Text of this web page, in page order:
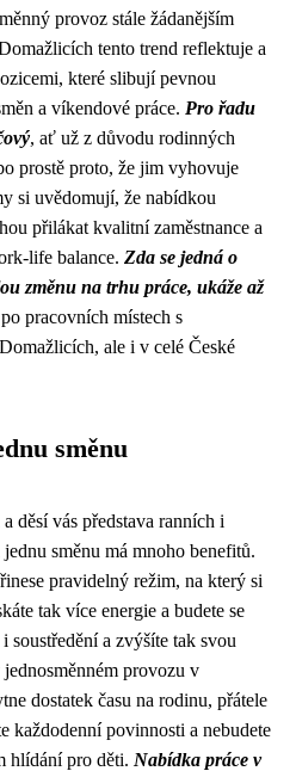
provoz stále žádanějším
tento trend reflektuje a
které slibují pevnou
a víkendové práce. Pro řadu
, ať už z důvodu rodinných
prostě proto, že jim vyhovuje
si uvědomují, že nabídkou
přilákat kvalitní zaměstnance a
life balance. Zda se jedná o
změnu na trhu práce, ukáže až
pracovních místech s
ale i v celé České
směnu
děsí vás představa ranních i
směnu má mnoho benefitů.
pravidelný režim, na který si
tak více energie a budete se
soustředění a zvýšíte tak svou
provozu v
dostatek času na rodinu, přátele
každodenní povinnosti a nebudete
hlídání pro děti. Nabídka práce v